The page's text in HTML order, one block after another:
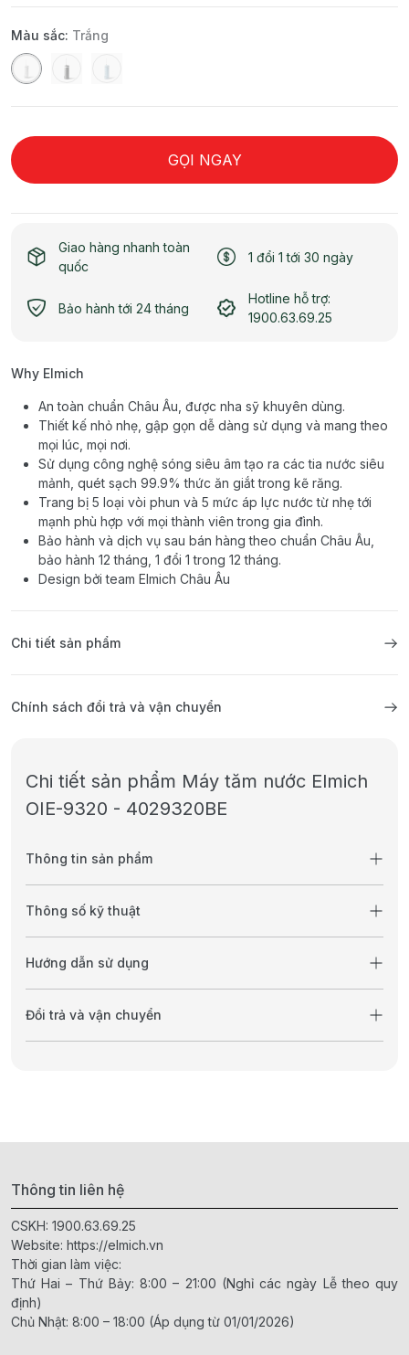
Màu sắc: Trắng
GỌI NGAY
Giao hàng nhanh toàn
quốc
1 đổi 1 tới 30 ngày
Bảo hành tới 24 tháng
Hotline hỗ trợ:
1900.63.69.25
Why Elmich
An toàn chuẩn Châu Âu, được nha sỹ khuyên dùng.
Thiết kế nhỏ nhẹ, gập gọn dễ dàng sử dụng và mang theo
mọi lúc, mọi nơi.
Sử dụng công nghệ sóng siêu âm tạo ra các tia nước siêu
mảnh, quét sạch 99.9% thức ăn giắt trong kẽ răng.
Trang bị 5 loại vòi phun và 5 mức áp lực nước từ nhẹ tới
mạnh phù hợp với mọi thành viên trong gia đình.
Bảo hành và dịch vụ sau bán hàng theo chuẩn Châu Âu,
bảo hành 12 tháng, 1 đổi 1 trong 12 tháng.
Design bởi team Elmich Châu Âu
Chi tiết sản phẩm
Chính sách đổi trả và vận chuyển
Chi tiết sản phẩm Máy tăm nước Elmich
OIE-9320 - 4029320BE
Thông tin sản phẩm
Thông số kỹ thuật
Hướng dẫn sử dụng
Đổi trả và vận chuyển
Thông tin liên hệ
CSKH: 1900.63.69.25
Website: https://elmich.vn
Thời gian làm việc:
Thứ Hai – Thứ Bảy: 8:00 – 21:00 (Nghỉ các ngày Lễ theo quy
định)
Chủ Nhật: 8:00 – 18:00 (Áp dụng từ 01/01/2026)